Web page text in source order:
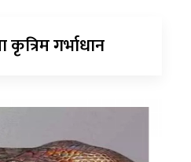
गर्भाधान